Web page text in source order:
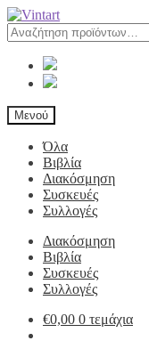
Αναζήτηση
για:
Μενού
Όλα
Βιβλία
Διακόσμηση
Συσκευές
Συλλογές
Διακόσμηση
Βιβλία
Συσκευές
Συλλογές
€0,00 0 τεμάχια